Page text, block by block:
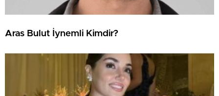
Aras Bulut İynemli Kimdir?